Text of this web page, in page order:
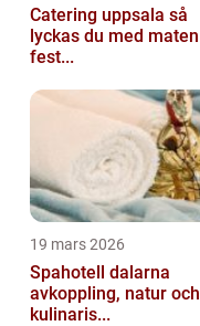
Catering uppsala så
lyckas du med
fest...
19 mars 2026
Spahotell dalarna
avkoppling, natur och
kulinaris...